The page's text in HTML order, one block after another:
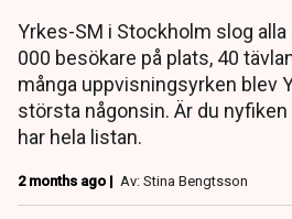
Yrkes-SM i Stockholm slog alla
000 besökare på plats, 40
många uppvisningsyrken blev
största någonsin. Är du
har hela listan.
2 months ago | Av: Stina Bengtsson